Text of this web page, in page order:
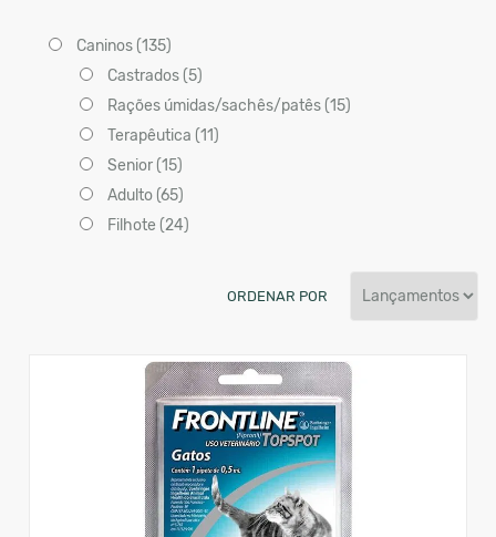
Caninos (135)
Castrados (5)
Rações úmidas/sachês/patês (15)
Terapêutica (11)
Senior (15)
Adulto (65)
Filhote (24)
ORDENAR POR